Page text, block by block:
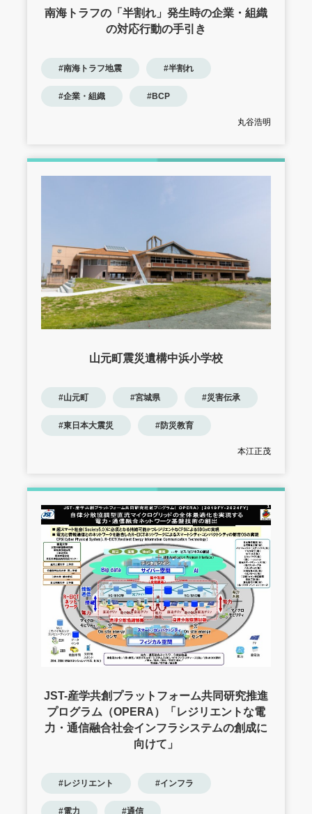
南海トラフの「半割れ」発生時の企業・組織
の対応行動の手引き
#南海トラフ地震 #半割れ
#企業・組織 #BCP
丸谷浩明
山元町震災遺構中浜小学校
#山元町 #宮城県 #災害伝承
#東日本大震災 #防災教育
本江正茂
JST-産学共創プラットフォーム共同研究推進
プログラム（OPERA）「レジリエントな電
力・通信融合社会インフラシステムの創成に
向けて」
#レジリエント #インフラ
#電力 #通信